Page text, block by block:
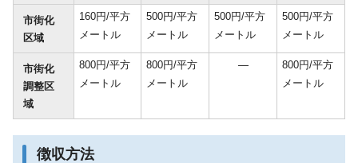
市街化
区域
160円/平方
メートル
500円/平方
メートル
500円/平方
メートル
500円/平方
メートル
市街化
調整区
域
800円/平方
メートル
800円/平方
メートル
―
800円/平方
メートル
徴収方法